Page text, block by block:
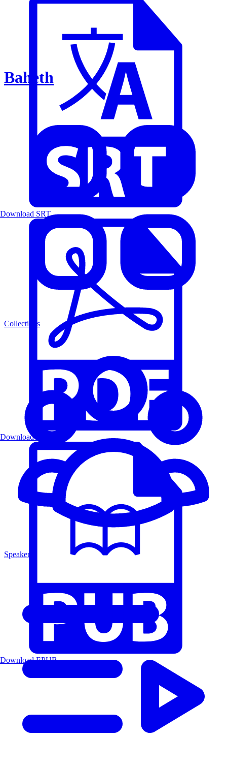
Baheth
Collections
Speakers
Download SRT
Download PDF
Download EPUB